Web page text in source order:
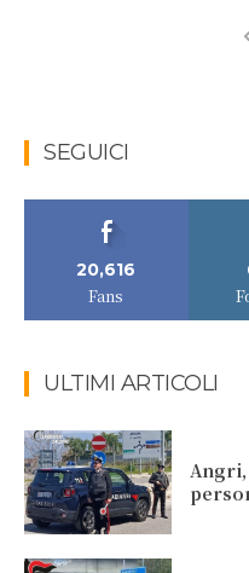
SEGUICI
20,616
Fans
ULTIMI ARTICOLI
Angri,